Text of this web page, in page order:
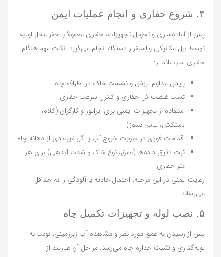
۴. شروع حفاری و انجام عملیات ایمن
پس از آماده‌سازی و تحویل تجهیزات، حفاری معمولاً با حفر محل اولیه
توسط بیل مکانیکی و استقرار دستگاه انجام می‌گیرد. نکات مهم هنگام
حفاری عبارت‌اند از:
پایش مداوم لرزش و نشست خاک در اطراف چاه
تست غلظت گل حفاری و کنترل سرعت حفاری
استفاده از تجهیزات ایمنی برای اپراتور و کارگران (کلاه،
دستکش، لباس نسوز)
اقدامات فوری در صورت خروج آب یا گل غیرعادی از دهانه چاه
ثبت دقیق داده‌ها (عمق، نوع خاک و شدت آبدهی) برای هر
متر حفاری
رعایت ایمنی در این مرحله، احتمال حادثه یا آلودگی را به حداقل
می‌رساند.
۵. نصب لوله و تجهیزات تکمیل چاه
پس از رسیدن به عمق مورد نظر و مشاهده آب زیرزمینی، نوبت به
لوله‌گذاری و تثبیت جداره چاه می‌رسد. مراحل آن عبارتند از: